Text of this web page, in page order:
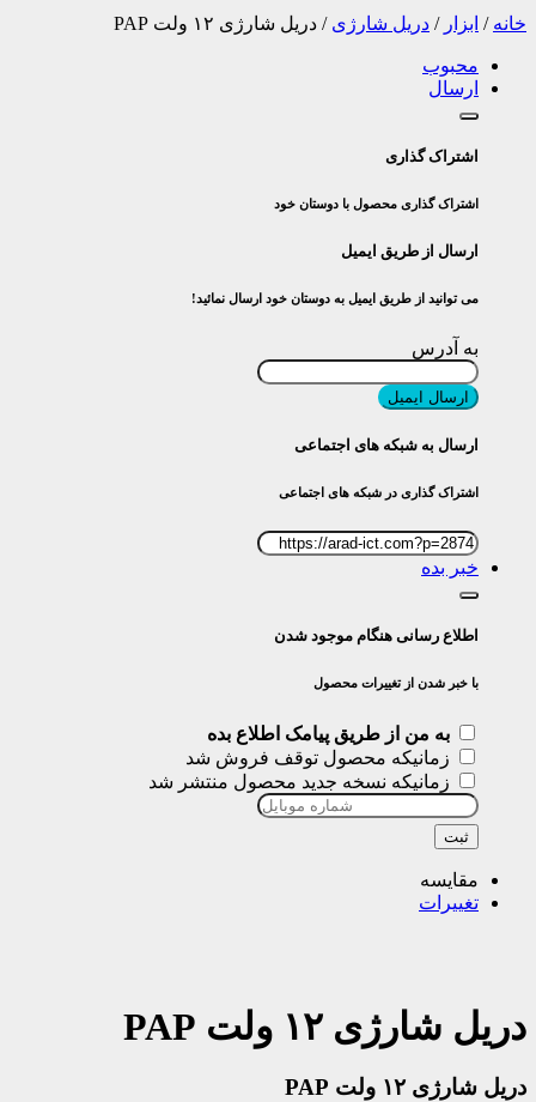
خانه / ابزار / دریل شارژی / دریل شارژی ۱۲ ولت PAP
محبوب
ارسال
اشتراک گذاری
اشتراک گذاری محصول با دوستان خود
ارسال از طریق ایمیل
می توانید از طریق ایمیل به دوستان خود ارسال نمائید!
به آدرس
ارسال ایمیل
ارسال به شبکه های اجتماعی
اشتراک گذاری در شبکه های اجتماعی
خبر بده
اطلاع رسانی هنگام موجود شدن
با خبر شدن از تغییرات محصول
به من از طریق پیامک اطلاع بده
زمانیکه محصول توقف فروش شد
زمانیکه نسخه جدید محصول منتشر شد
ثبت
مقایسه
تغییرات
دریل شارژی ۱۲ ولت PAP
دریل شارژی ۱۲ ولت PAP